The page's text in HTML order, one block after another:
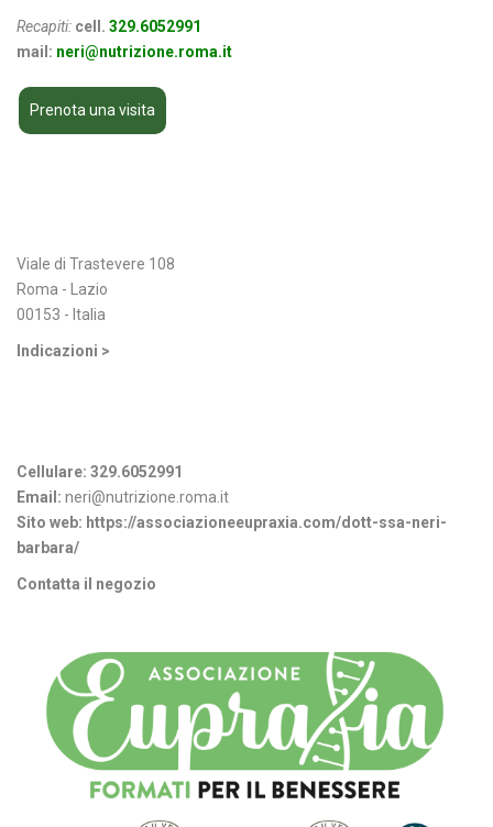
Recapiti: cell. 329.6052991
mail: neri@nutrizione.roma.it
Prenota una visita
Viale di Trastevere 108
Roma - Lazio
00153 - Italia
Indicazioni >
Cellulare: 329.6052991
Email: neri@nutrizione.roma.it
Sito web: https://associazioneeupraxia.com/dott-ssa-neri-
barbara/
Contatta il negozio